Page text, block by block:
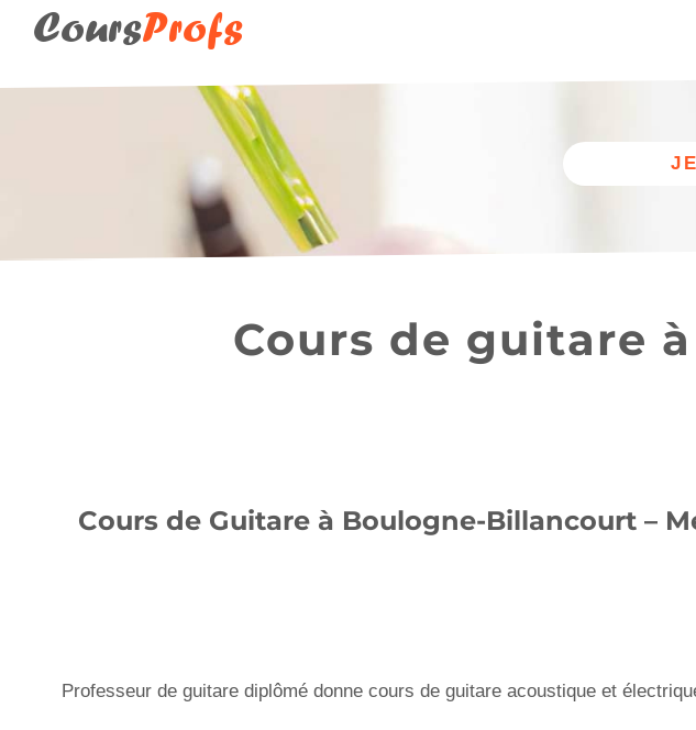
CoursProfs
Cours de guitare
Cours de Guitare à Boulogne-Billancourt –
Professeur de guitare diplômé donne cours de guitare acoustique et